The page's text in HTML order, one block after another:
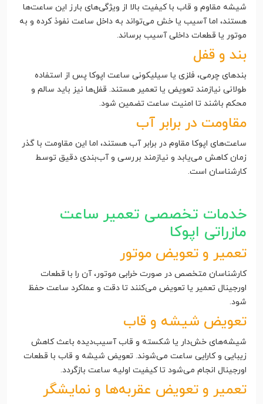
شیشه مقاوم و قاب با کیفیت بالا از ویژگی‌های بارز این ساعت‌ها
هستند، اما آسیب یا خش می‌تواند به داخل ساعت نفوذ کرده و به
موتور یا قطعات داخلی آسیب برساند.
بند و قفل
بندهای چرمی، فلزی یا سیلیکونی ساعت اپوکا پس از استفاده
طولانی نیازمند تعویض یا تعمیر هستند. قفل‌ها نیز باید سالم و
محکم باشند تا امنیت ساعت تضمین شود.
مقاومت در برابر آب
ساعت‌های اپوکا مقاوم در برابر آب هستند، اما این مقاومت با گذر
زمان کاهش می‌یابد و نیازمند بررسی و آب‌بندی دقیق توسط
کارشناسان است.
خدمات تخصصی تعمیر ساعت
مازراتی اپوکا
تعمیر و تعویض موتور
کارشناسان متخصص در صورت خرابی موتور، آن را با قطعات
اورجینال تعمیر یا تعویض می‌کنند تا دقت و عملکرد ساعت حفظ
شود.
تعویض شیشه و قاب
شیشه‌های خش‌دار یا شکسته و قاب آسیب‌دیده باعث کاهش
زیبایی و کارایی ساعت می‌شوند. تعویض شیشه و قاب با قطعات
اورجینال انجام می‌شود تا کیفیت اولیه ساعت بازگردد.
تعمیر و تعویض عقربه‌ها و نمایشگر